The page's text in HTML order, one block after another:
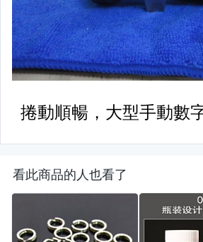
看此商品的人也看了